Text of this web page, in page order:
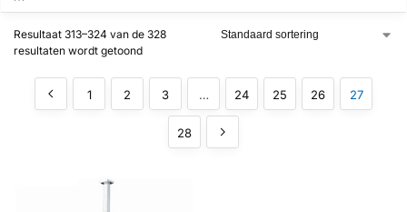
Resultaat 313–324 van de 328
resultaten wordt getoond
1 2 3 … 24 25 26 27
28